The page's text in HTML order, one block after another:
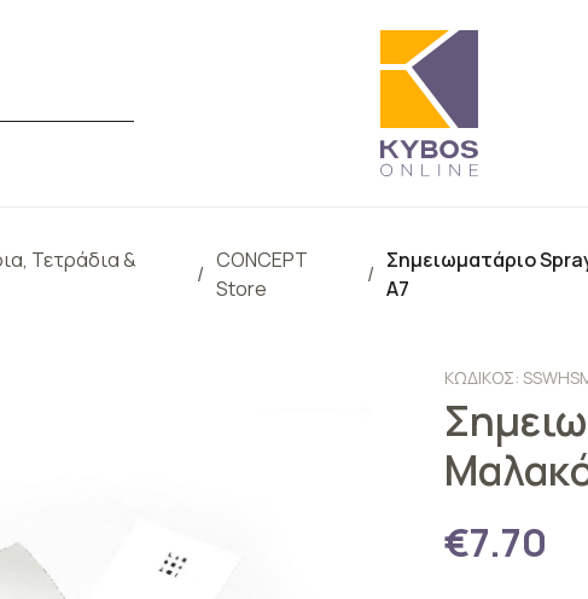
Τετράδια &
CONCEPT
Store
Σημειωματάριο
A7
ΚΩΔΙΚΟΣ:
€7.70